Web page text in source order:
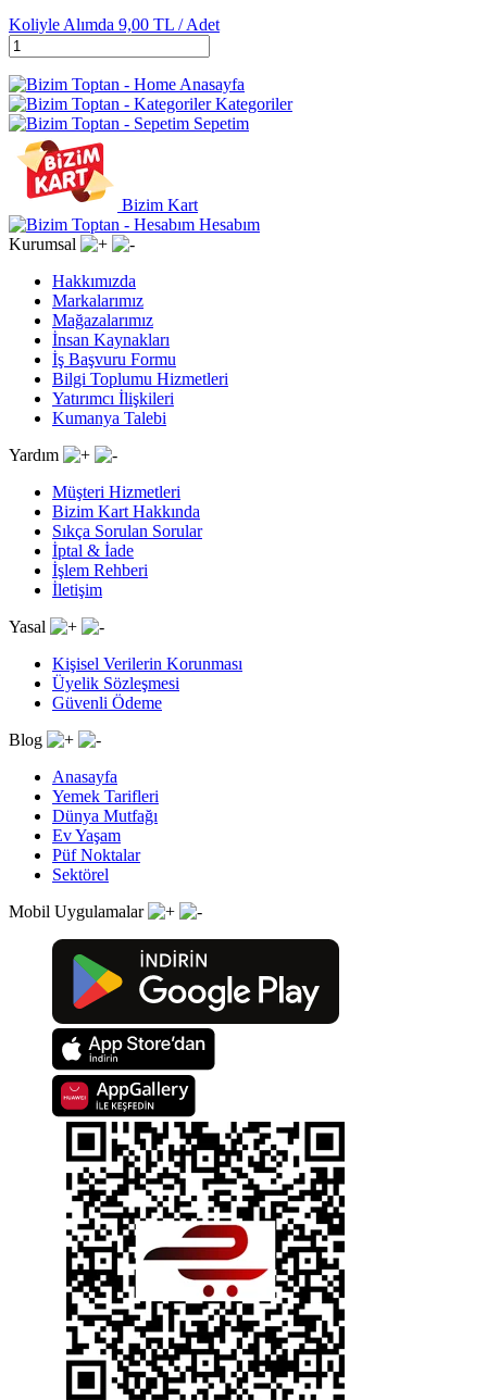
Koliyle Alımda 9,00 TL /Adet
Anasayfa
Kategoriler
Sepetim
Bizim Kart
Hesabım
Kurumsal
Hakkımızda
Markalarımız
Mağazalarımız
İnsan Kaynakları
İş Başvuru Formu
Bilgi Toplumu Hizmetleri
Yatırımcı İlişkileri
Kumanya Talebi
Yardım
Müşteri Hizmetleri
Bizim Kart Hakkında
Sıkça Sorulan Sorular
İptal & İade
İşlem Rehberi
İletişim
Yasal
Kişisel Verilerin Korunması
Üyelik Sözleşmesi
Güvenli Ödeme
Blog
Anasayfa
Yemek Tarifleri
Dünya Mutfağı
Ev Yaşam
Püf Noktalar
Sektörel
Mobil Uygulamalar